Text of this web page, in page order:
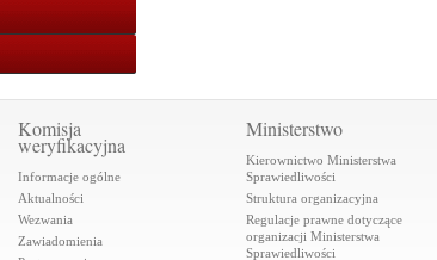
Komisja
weryfikacyjna
Informacje ogólne
Aktualności
Wezwania
Zawiadomienia
Ministerstwo
Kierownictwo Ministerstwa
Sprawiedliwości
Struktura organizacyjna
Regulacje prawne dotyczące
organizacji Ministerstwa
Sprawiedliwości